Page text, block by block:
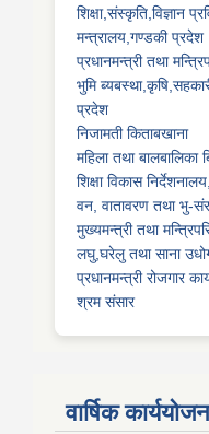
शिक्षा,संस्कृति,विज्ञान
मन्त्रालय,गण्डकी प्रदेश
प्रधानमन्त्री तथा
भुमि
प्रदेश
निजामती किताबखाना
महिला तथा बालबालिका
शिक्षा विकास
वन, वातावरण तथा भु-
मुख्यमन्त्री तथा
लघु,घरेलु तथा साना
प्रधानमन्त्री रोजगार
श्रम संसार
वार्षिक